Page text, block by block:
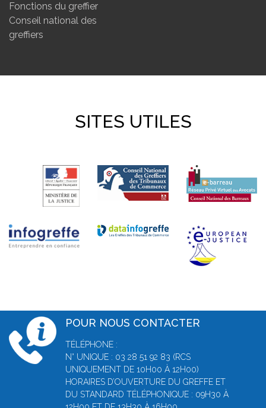
Fonctions du greffier
Conseil national des
greffiers
SITES UTILES
POUR NOUS CONTACTER
TÉLÉPHONE :
N° UNIQUE : 03 28 51 92 83 (RCS
UNIQUEMENT DE 10H00 À 12H00)
HORAIRES D’OUVERTURE DU GREFFE ET
DU STANDARD TÉLÉPHONIQUE : 09H30 À